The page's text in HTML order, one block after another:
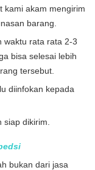
kami akam mengirim
barang.
waktu rata rata 2-3
bisa selesai lebih
tersebut.
diinfokan kepada
dikirim.
bukan dari jasa